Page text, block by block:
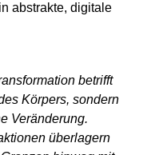
abstrakte, digitale
betrifft
Körpers, sondern
Veränderung.
überlagern